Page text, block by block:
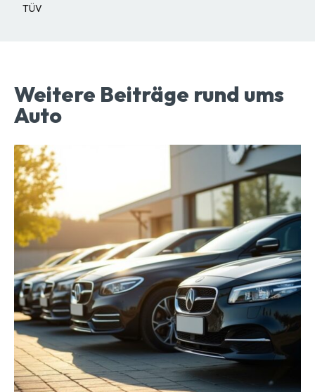
TÜV
Weitere Beiträge rund ums
Auto